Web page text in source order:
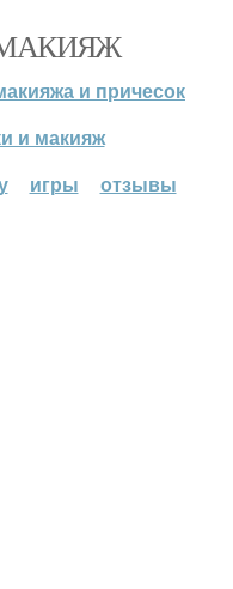
и причесок
и макияж
игры отзывы